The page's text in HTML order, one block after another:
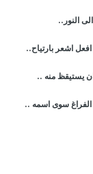
النور..
اشعر بارتياح..
يستيقظ منه ..
الفراغ سوى اسمه ..